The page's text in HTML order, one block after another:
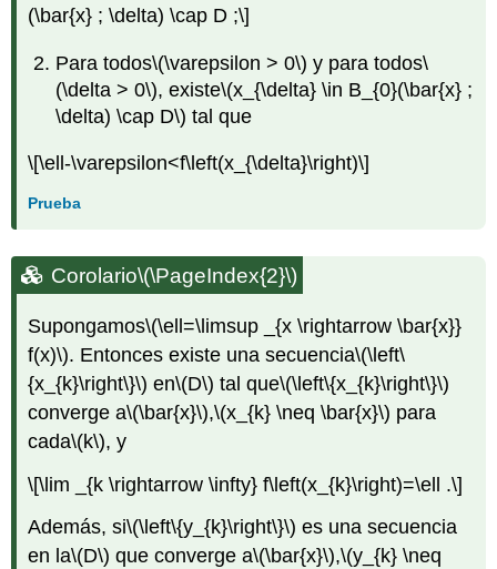
(\bar{x} ; \delta) \cap D ;\]
Para todos\(\varepsilon > 0\) y para todos\
(\delta > 0\), existe\(x_{\delta} \in B_{0}(\bar{x} ;
\delta) \cap D\) tal que
\[\ell-\varepsilon<f\left(x_{\delta}\right)\]
Prueba
Corolario\(\PageIndex{2}\)
Supongamos\(\ell=\limsup _{x \rightarrow \bar{x}}
f(x)\). Entonces existe una secuencia\(\left\
{x_{k}\right\}\) en\(D\) tal que\(\left\{x_{k}\right\}\)
converge a\(\bar{x}\),\(x_{k} \neq \bar{x}\) para
cada\(k\), y
\[\lim _{k \rightarrow \infty} f\left(x_{k}\right)=\ell .\]
Además, si\(\left\{y_{k}\right\}\) es una secuencia
en la\(D\) que converge a\(\bar{x}\),\(y_{k} \neq